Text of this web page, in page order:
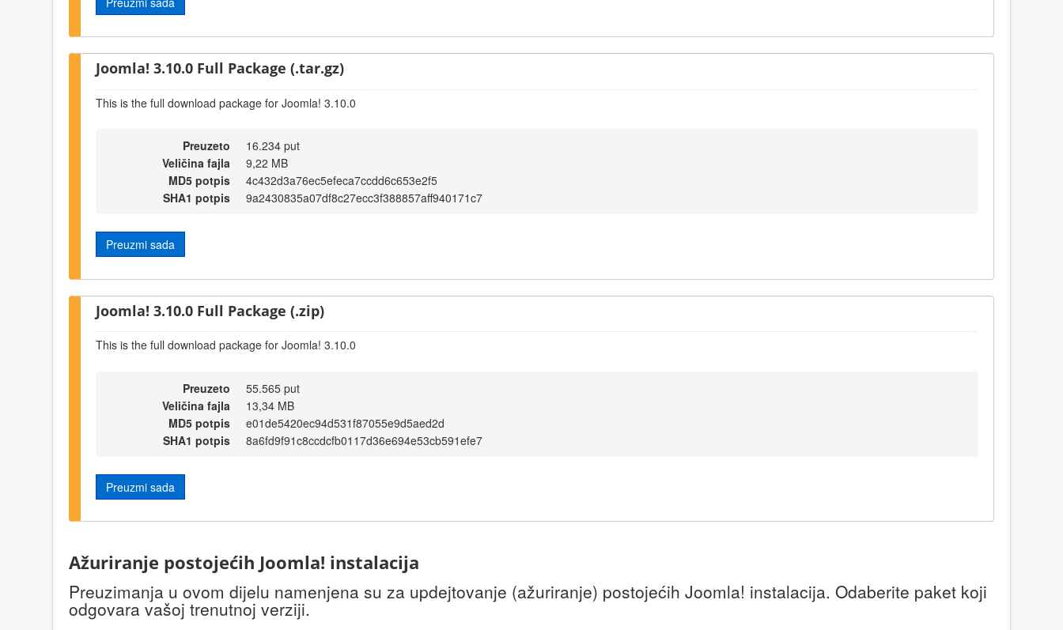
Joomla! 3.10.0 Full Package (.tar.gz)
This is the full download package for Joomla! 3.10.0
Preuzeto
16.234 put
Veličina fajla
9,22 MB
MD5 potpis
4c432d3a76ec5efeca7ccdd6c653e2f5
SHA1 potpis
9a2430835a07df8c27ecc3f388857aff940171c7
Preuzmi sada
Joomla! 3.10.0 Full Package (.zip)
This is the full download package for Joomla! 3.10.0
Preuzeto
55.565 put
Veličina fajla
13,34 MB
MD5 potpis
e01de5420ec94d531f87055e9d5aed2d
SHA1 potpis
8a6fd9f91c8ccdcfb0117d36e694e53cb591efe7
Preuzmi sada
Ažuriranje postojećih Joomla! instalacija
Preuzimanja u ovom dijelu namenjena su za updejtovanje (ažuriranje) postojećih Joomla! instalacija. Odaberite paket koji
odgovara vašoj trenutnoj verziji.